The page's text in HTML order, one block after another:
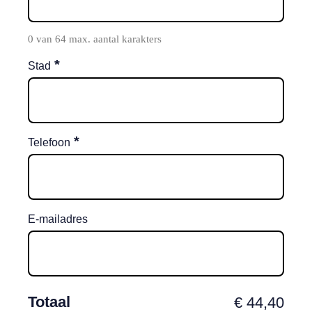
0 van 64 max. aantal karakters
Stad *
Telefoon *
E-mailadres
Totaal